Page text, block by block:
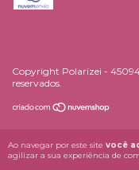
Ao navegar por este site você
agilizar a sua experiência de
Copyright Polarizei -
reservados.